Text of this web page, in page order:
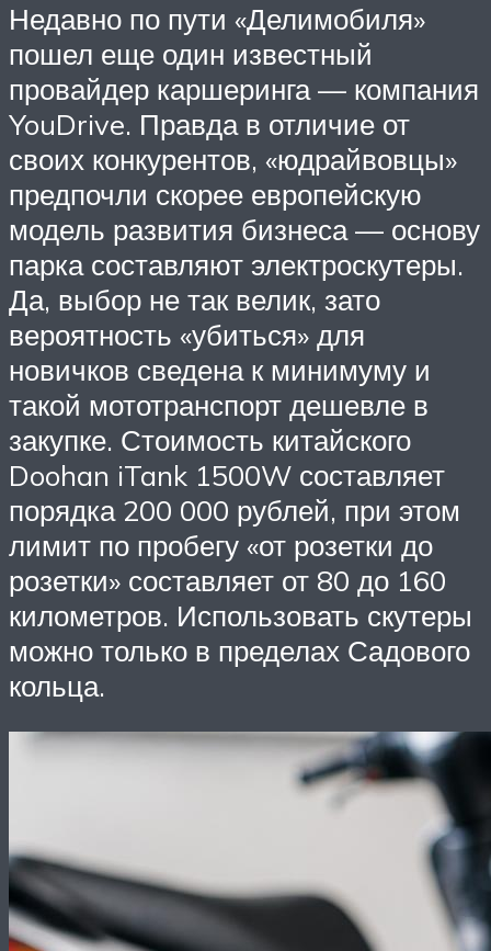
Недавно по пути «Делимобиля»
пошел еще один известный
провайдер каршеринга — компания
YouDrive. Правда в отличие от
своих конкурентов, «юдрайвовцы»
предпочли скорее европейскую
модель развития бизнеса — основу
парка составляют электроскутеры.
Да, выбор не так велик, зато
вероятность «убиться» для
новичков сведена к минимуму и
такой мототранспорт дешевле в
закупке. Стоимость китайского
Doohan iTank 1500W составляет
порядка 200 000 рублей, при этом
лимит по пробегу «от розетки до
розетки» составляет от 80 до 160
километров. Использовать скутеры
можно только в пределах Садового
кольца.